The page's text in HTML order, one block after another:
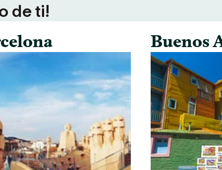
de ti!
Buenos